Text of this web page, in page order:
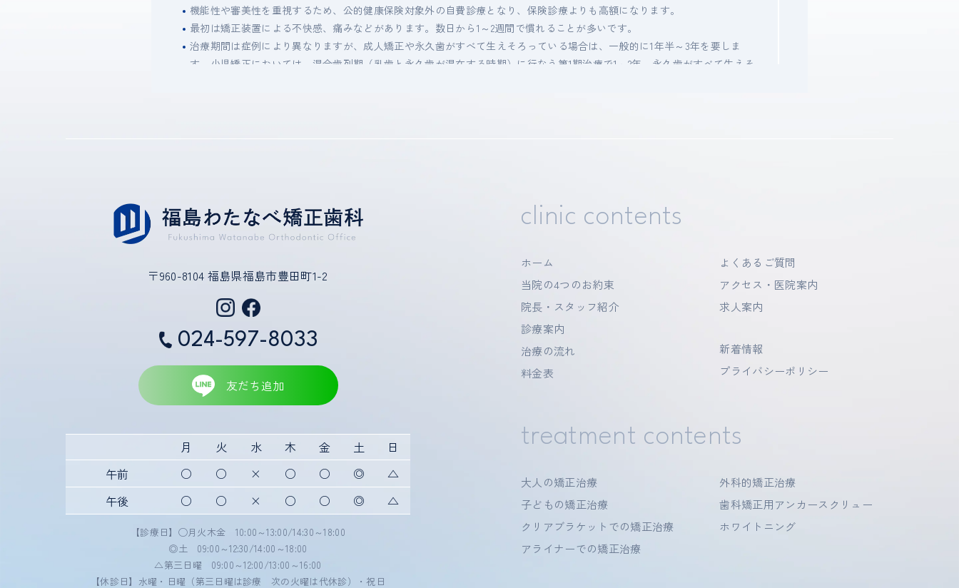
機能性や審美性を重視するため、公的健康保険対象外の自費診療となり、保険診療よりも高額になります。
最初は矯正装置による不快感、痛みなどがあります。数日から1～2週間で慣れることが多いです。
治療期間は症例により異なりますが、成人矯正や永久歯がすべて生えそろっている場合は、一般的に1年半～3年を要しま
す。小児矯正においては、混合歯列期（乳歯と永久歯が混在する時期）に行なう第1期治療で1～2年、永久歯がすべて生えそ
ごくまれに、歯が骨と癒着していて歯が動かないことがあります。
ごくまれに、歯を動かすことで神経に障害を与え、神経が壊死することがあります。
治療中に金属などのアレルギー症状が出ることがあります。
治療中に、「顎関節で音が鳴る、顎が痛い、口をあけにくい」などの顎関節症状が出ることがあります。
問題が生じた場合、当初の治療計画を変更することがあります。
歯の形状の修正や、噛み合わせの微調整を行なうことがあります。
矯正装置を誤飲する可能性があります。
装置を外すときに、エナメル質に微小な亀裂が入る可能性や、補綴物（被せ物など）の一部が破損することがあります。
装置を外したあと、保定装置を指示どおりに使用しないと後戻りが生じる可能性が高くなります。
装置を外したあと、現在の噛み合わせに合わせて補綴物（被せ物など）の作製や虫歯治療などをやり直す可能性がありま
す。
顎の成長発育により、歯並びや噛み合わせが変化する可能性があります。
加齢や歯周病などにより、歯並びや噛み合わせが変化することがあります。
矯正治療は、一度始めると元の状態に戻すことが難しくなります。
〒960-8104 福島県福島市豊田町1-2
024-597-8033
友だち追加
月 火 水 木 金 土
日
午前
○ ○ × ○ ○ ◎
△
午後
○ ○ × ○ ○ ◎ △
【診療日】 ◯月火木金 10:00～13:00/14:30～18:00
◎土 09:00～12:30/14:00～18:00
△第三日曜 09:00～12:00/13:00～16:00
【休診日】 水曜・日曜（第三日曜は診療 次の火曜は代休診）・祝日
clinic contents
ホーム
当院の4つのお約束
院長・スタッフ紹介
診療案内
治療の流れ
料金表
よくあるご質問
アクセス・医院案内
求人案内
新着情報
プライバシーポリシー
treatment contents
大人の矯正治療
子どもの矯正治療
クリアブラケットでの矯正治療
アライナーでの矯正治療
外科的矯正治療
歯科矯正用アンカースクリュー
ホワイトニング